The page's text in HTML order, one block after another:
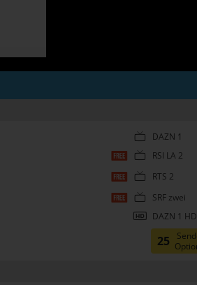
DAZN 1
RSI LA 2
RTS 2
SRF zwei
DAZN 1 HD
25